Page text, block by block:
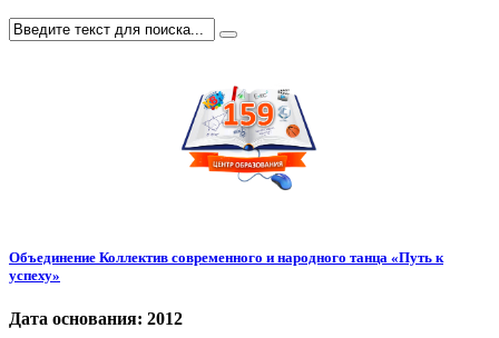
Объединение Коллектив современного и народного танца «Путь к
успеху»
Дата основания: 2012